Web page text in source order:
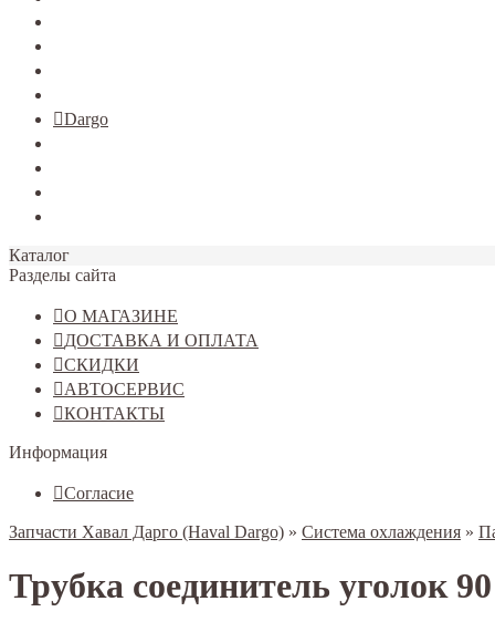
Dargo
Каталог
Разделы сайта
О МАГАЗИНЕ
ДОСТАВКА И ОПЛАТА
СКИДКИ
АВТОСЕРВИС
КОНТАКТЫ
Информация
Согласие
Запчасти Хавал Дарго (Haval Dargo) » Система охлаждения »
Трубка соединитель уголок